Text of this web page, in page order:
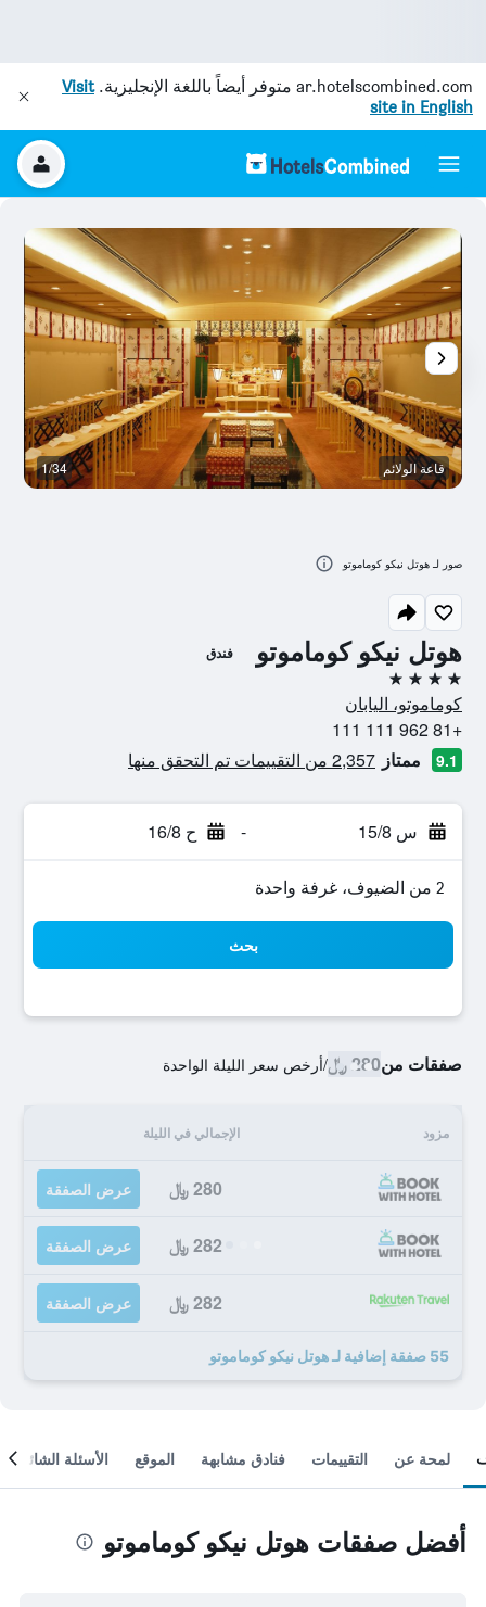
ar.hotelscombined.com متوفر أيضاً باللغة الإنجليزية.Visit
site in English
هوتل نيكو كوماموتو فندق
4 نجوم
كوماموتو، اليابان
+81 962 111 111
9.1 ممتاز 2,357 من التقييمات تم التحقق منها
س 15/8 - ح 16/8
2 من الضيوف، غرفة واحدة
بحث
صفقات من280 ﷼ /أرخص سعر الليلة الواحدة
مزود الإجمالي في الليلة
280 ﷼ عرض الصفقة
282 ﷼ عرض الصفقة
282 ﷼ عرض الصفقة
55 صفقة إضافية لـ هوتل نيكو كوماموتو
قاعة الولائم 1/34
صور لـ هوتل نيكو كوماموتو
لمحة عن التقييمات فنادق مشابهة الموقع الأسئلة الشائعة
أفضل صفقات هوتل نيكو كوماموتو